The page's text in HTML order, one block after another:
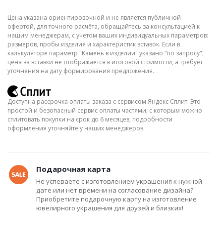
Цена указана ориентировочной и не является публичной
офертой, для точного расчёта, обращайтесь за консультацией к
нашим менеджерам, с учётом ваших индивидуальных параметров:
размеров, пробы изделия и характеристик вставок. Если в
калькуляторе параметр "Камень в изделии" указано "по запросу",
цена за вставки не отображается в итоговой стоимости, а требует
уточнения на дату формирования предложения.
Доступна рассрочка оплаты заказа с сервисом Яндекс Сплит. Это
простой и безопасный сервис оплаты частями, с которым можно
сплитовать покупки на срок до 6 месяцев, подробности
оформления уточняйте у наших менеджеров.
Подарочная карта
Не успеваете с изготовлением украшения к нужной
дате или нет времени на согласование дизайна?
Приобретите подарочную карту на изготовление
ювелирного украшения для друзей и близких!